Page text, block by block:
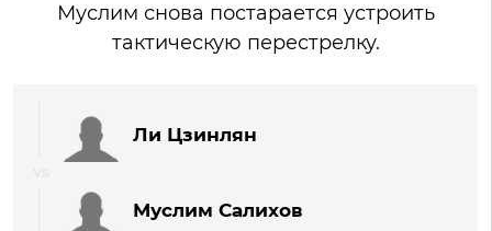
Муслим снова постарается устроить
тактическую перестрелку.
Ли Цзинлян
Муслим Салихов